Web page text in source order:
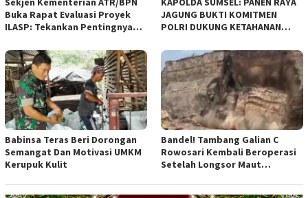
Buka Rapat Evaluasi Proyek
ILASP: Tekankan Pentingnya
Anggaran
JAGUNG BUKTI KOMITMEN
POLRI DUKUNG KETAHANAN
Babinsa Teras Beri Dorongan
Semangat Dan Motivasi UMKM
Kerupuk Kulit
Bandel! Tambang Galian C
Rowosari Kembali Beroperasi
Setelah Longsor Maut